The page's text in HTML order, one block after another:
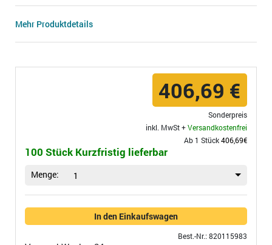
Mehr Produktdetails
406,69 €
Sonderpreis
inkl. MwSt +Versandkostenfrei
Ab 1 Stück406,69€
100 Stück Kurzfristig lieferbar
Menge: 1
In den Einkaufswagen
Best.-Nr.: 820115983